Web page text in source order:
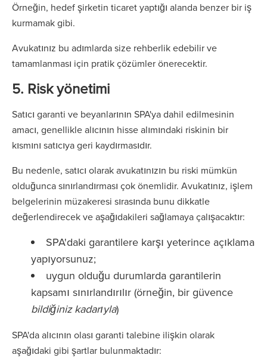
Örneğin, hedef şirketin ticaret yaptığı alanda benzer bir iş
kurmamak gibi.
Avukatınız bu adımlarda size rehberlik edebilir ve
tamamlanması için pratik çözümler önerecektir.
5. Risk yönetimi
Satıcı garanti ve beyanlarının SPA'ya dahil edilmesinin
amacı, genellikle alıcının hisse alımındaki riskinin bir
kısmını satıcıya geri kaydırmasıdır.
Bu nedenle, satıcı olarak avukatınızın bu riski mümkün
olduğunca sınırlandırması çok önemlidir. Avukatınız, işlem
belgelerinin müzakeresi sırasında bunu dikkatle
değerlendirecek ve aşağıdakileri sağlamaya çalışacaktır:
SPA'daki garantilere karşı yeterince açıklama
yapıyorsunuz;
uygun olduğu durumlarda garantilerin
kapsamı sınırlandırılır (örneğin, bir güvence
bildiğiniz kadarıyla)
SPA'da alıcının olası garanti talebine ilişkin olarak
aşağıdaki gibi şartlar bulunmaktadır: